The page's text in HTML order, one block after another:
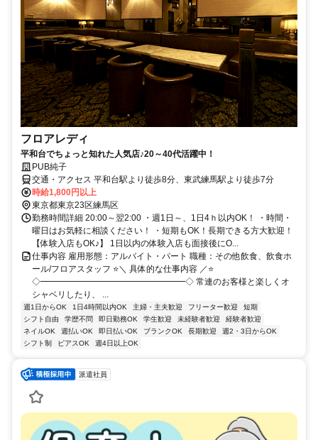
フロアレディ
平和台でちょっと知れた人気店♪20～40代活躍中！
PUB純子
交通・アクセス 平和台駅より徒歩8分、東武練馬駅より徒歩7分
時給1,800円以上
東京都東京23区練馬区
勤務時間詳細 20:00～翌2:00 ・週1日～、1日4ｈ以内OK！ ・時間・
曜日はお気軽に相談ください！ ・短期もOK！長期できる方大歓迎！
【体験入店もOK♪】 1日以内の体験入店も面接後にO...
仕事内容 雇用形態：アルバイト・パート 職種：その他飲食、飲食ホ
ール/フロアスタッフ ⭐＼ 具体的な仕事内容 ／⭐
◇━━━━━━━━━━━━━━━━━◇ 常連のお客様と楽しくオ
シャベリしたり、 ...
週1日からOK 1日4時間以内OK 主婦・主夫歓迎 フリーター歓迎
短期
シフト自由
学歴不問 即日勤務OK 学生歓迎 未経験者歓迎
経験者歓迎
ネイルOK
週払いOK 即日払いOK ブランクOK 長期歓迎
週2・3日からOK
シフト制
ピアスOK 週4日以上OK
派遣社員